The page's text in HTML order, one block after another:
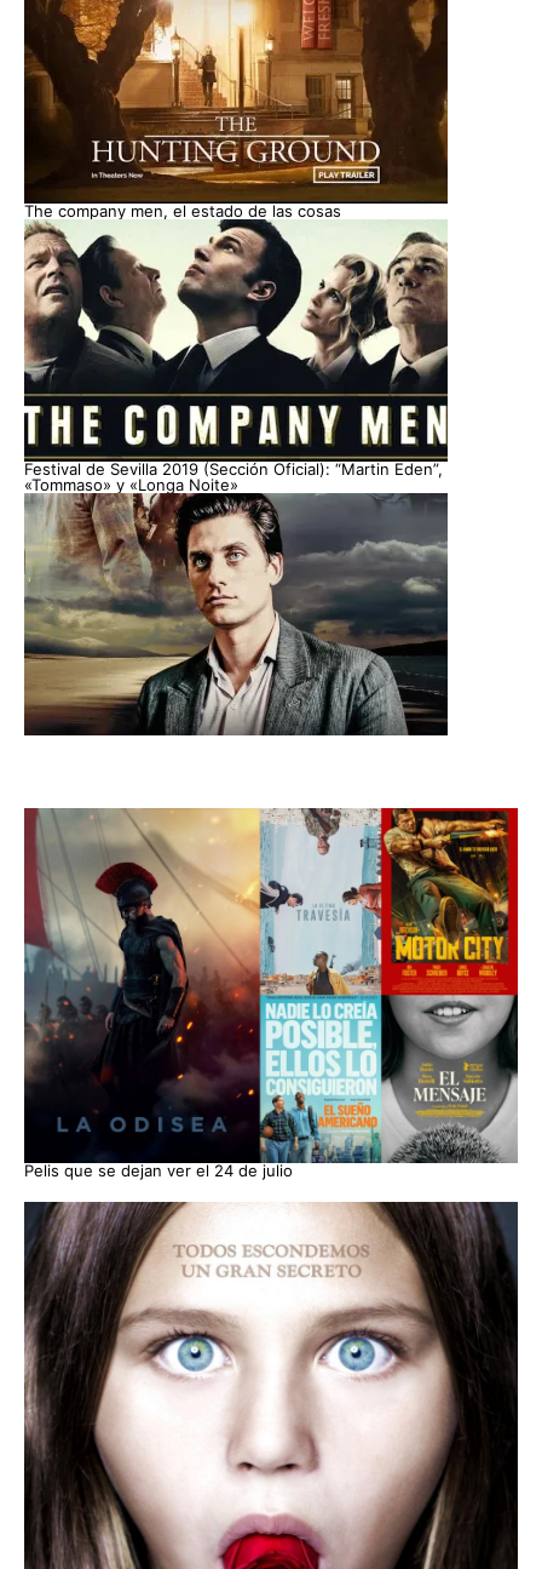
The company men, el estado de las cosas
Festival de Sevilla 2019 (Sección Oficial): “Martin Eden”,
«Tommaso» y «Longa Noite»
Pelis que se dejan ver el 24 de julio